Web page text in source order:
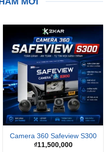
Camera 360 Safeview S300
₫11,500,000